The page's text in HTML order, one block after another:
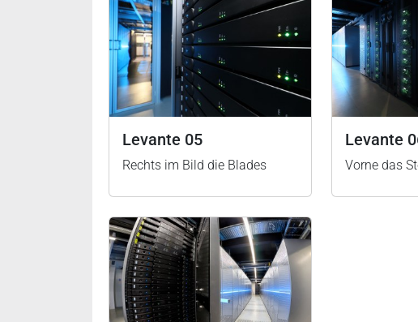
Levante 05
Rechts im Bild die Blades
Levante
Vorne das